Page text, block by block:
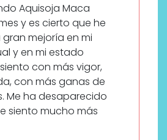
Aquisoja Maca
y es cierto que he
mejoría en mi
y en mi estado
con más vigor,
con más ganas de
Me ha desaparecido
siento mucho más